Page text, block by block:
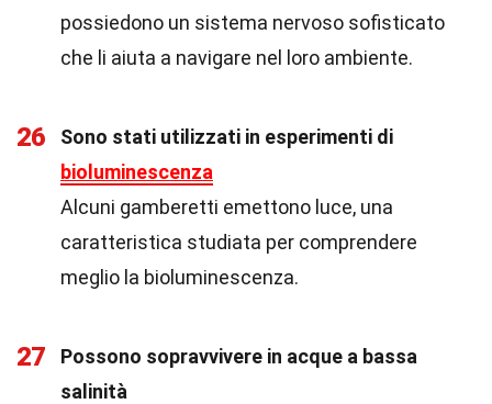
possiedono un sistema nervoso sofisticato
che li aiuta a navigare nel loro ambiente.
26
Sono stati utilizzati in esperimenti di
bioluminescenza
Alcuni gamberetti emettono luce, una
caratteristica studiata per comprendere
meglio la bioluminescenza.
27
Possono sopravvivere in acque a bassa
salinità